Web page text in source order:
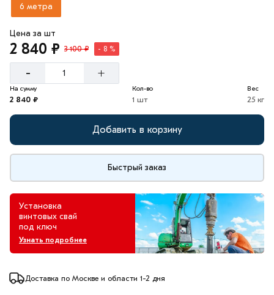
6 метра
Цена за шт
2 840 ₽ 3 100 ₽ - 8 %
- +
На сумму
2 840 ₽
Кол-во
1 шт
Вес
25 кг
Добавить в корзину
Быстрый заказ
Установка
винтовых свай
под ключ
Узнать подробнее
Доставка по Москве и области 1-2 дня